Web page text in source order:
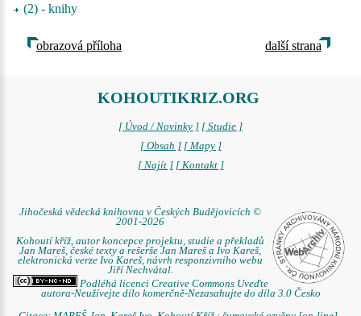
(2) - knihy
obrazová příloha další strana
KOHOUTIKRIZ.ORG
[ Úvod / Novinky ] [ Studie ]
[ Obsah ] [ Mapy ]
[ Najít ] [ Kontakt ]
Jihočeská vědecká knihovna v Českých Budějovicích ©
2001-2026
Kohoutí kříž, autor koncepce projektu, studie a překladů
Jan Mareš, české texty a rešerše Jan Mareš a Ivo Kareš,
elektronická verze Ivo Kareš, návrh responzivního webu
Jiří Nechvátal.
Podléhá licenci Creative Commons Uveďte
autora-Neužívejte dílo komerčně-Nezasahujte do díla 3.0 Česko